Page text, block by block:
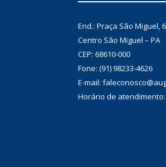
End.: Praça São Miguel,
Centro São Miguel – PA
CEP: 68610-000
Fone: (91) 98233-4626
E-mail:
Horário de atendimento: